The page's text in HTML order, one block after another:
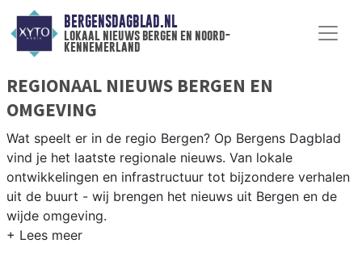
BERGENSDAGBLAD.NL
lokaal nieuws bergen en noord-
kennemerland
REGIONAAL NIEUWS BERGEN EN
OMGEVING
Wat speelt er in de regio Bergen? Op Bergens Dagblad
vind je het laatste regionale nieuws. Van lokale
ontwikkelingen en infrastructuur tot bijzondere verhalen
uit de buurt - wij brengen het nieuws uit Bergen en de
wijde omgeving.